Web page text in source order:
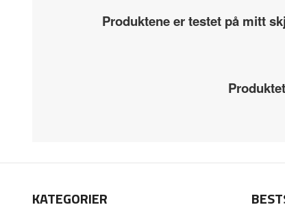
Produktene er testet på mitt
KATEGORIER